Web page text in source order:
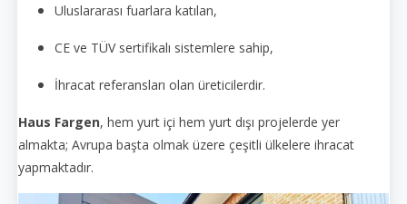
Uluslararası fuarlara katılan,
CE ve TÜV sertifikalı sistemlere sahip,
İhracat referansları olan üreticilerdir.
Haus Fargen, hem yurt içi hem yurt dışı projelerde yer
almakta; Avrupa başta olmak üzere çeşitli ülkelere ihracat
yapmaktadır.